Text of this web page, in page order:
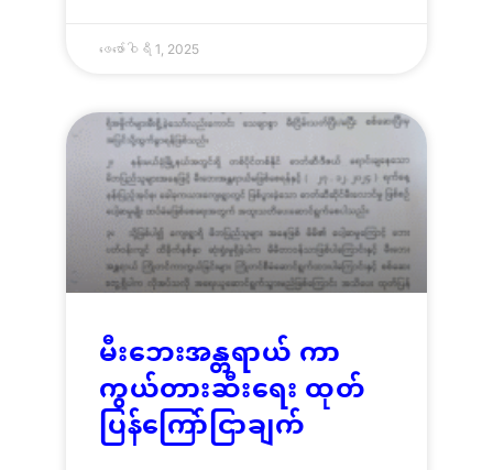
ဖေ‌ဖော်ဝါရီ 1, 2025
မီးဘေးအန္တရာယ် ကာ
ကွယ်တားဆီးရေး ထုတ်
ပြန်ကြော်ငြာချက်